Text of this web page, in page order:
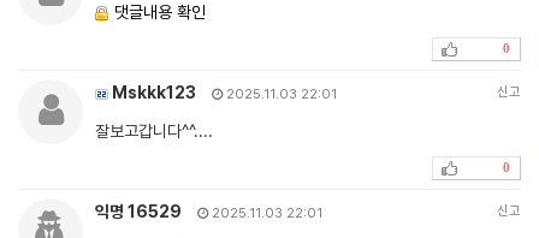
댓글내용 확인
0
Mskkk123 2025.11.03 22:01 신고
잘보고갑니다^^....
0
익명 16529 2025.11.03 22:01 신고